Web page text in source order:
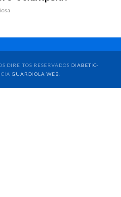
DIREITOS RESERVADOS DIABETIC-
GUARDIOLA WEB